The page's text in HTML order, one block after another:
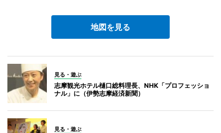
地図を見る
見る・遊ぶ
志摩観光ホテル樋口総料理長、NHK「プロフェッショ
ナル」に（伊勢志摩経済新聞）
見る・遊ぶ